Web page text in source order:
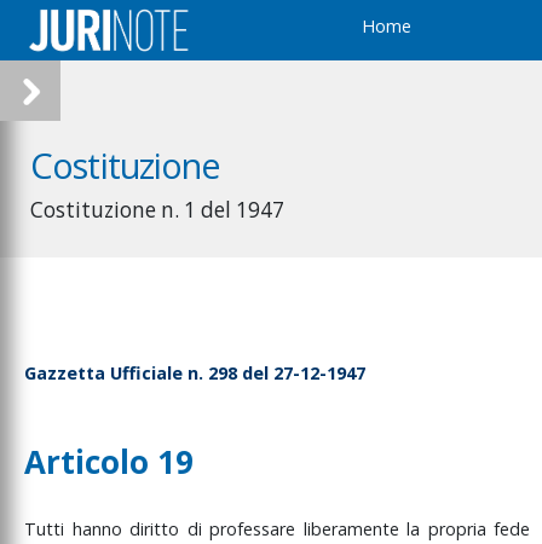
Home
Costituzione
Costituzione n. 1 del 1947
Gazzetta Ufficiale n. 298 del 27-12-1947
Articolo 19
Tutti hanno diritto di professare liberamente la propria fede